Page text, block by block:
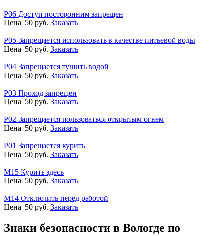
Р06 Доступ посторонним запрещен
Цена: 50 руб. Заказать
Р05 Запрещается использовать в качестве питьевой воды
Цена: 50 руб. Заказать
Р04 Запрещается тушить водой
Цена: 50 руб. Заказать
Р03 Проход запрещен
Цена: 50 руб. Заказать
Р02 Запрещается пользоваться открытым огнем
Цена: 50 руб. Заказать
Р01 Запрещается курить
Цена: 50 руб. Заказать
М15 Курить здесь
Цена: 50 руб. Заказать
М14 Отключить перед работой
Цена: 50 руб. Заказать
Знаки безопасности в Вологде по